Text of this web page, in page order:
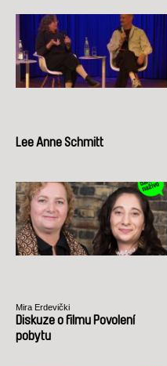
Lee Anne Schmitt
Mira Erdevički
Diskuze o filmu Povolení
pobytu